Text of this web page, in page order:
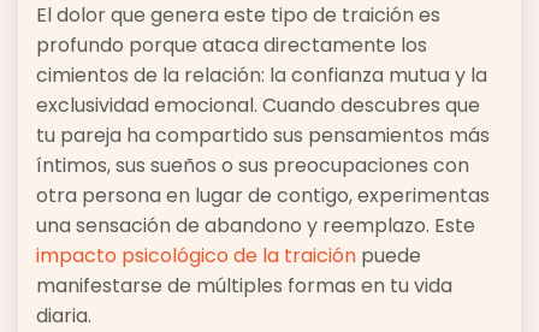
El dolor que genera este tipo de traición es
profundo porque ataca directamente los
cimientos de la relación: la confianza mutua y la
exclusividad emocional. Cuando descubres que
tu pareja ha compartido sus pensamientos más
íntimos, sus sueños o sus preocupaciones con
otra persona en lugar de contigo, experimentas
una sensación de abandono y reemplazo. Este
impacto psicológico de la traición puede
manifestarse de múltiples formas en tu vida
diaria.